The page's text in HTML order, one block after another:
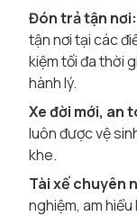
Đón trả tận nơi:
tận nơi tại các
kiệm tối đa thời
hành lý.
Xe đời mới, an
luôn được vệ
khe.
Tài xế chuyên
nghiệm, am hiểu